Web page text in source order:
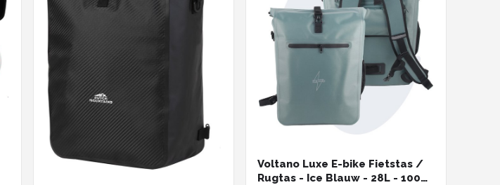
Voltano Luxe E-bike Fietstas /
Rugtas - Ice Blauw - 28L - 100%